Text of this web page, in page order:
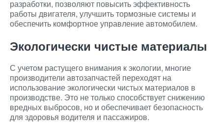
разработки, позволяют повысить эффективность
работы двигателя, улучшить тормозные системы и
обеспечить комфортное управление автомобилем.
Экологически чистые материалы
С учетом растущего внимания к экологии, многие
производители автозапчастей переходят на
использование экологически чистых материалов в
производстве. Это не только способствует снижению
вредных выбросов, но и обеспечивает безопасность
для здоровья водителя и пассажиров.